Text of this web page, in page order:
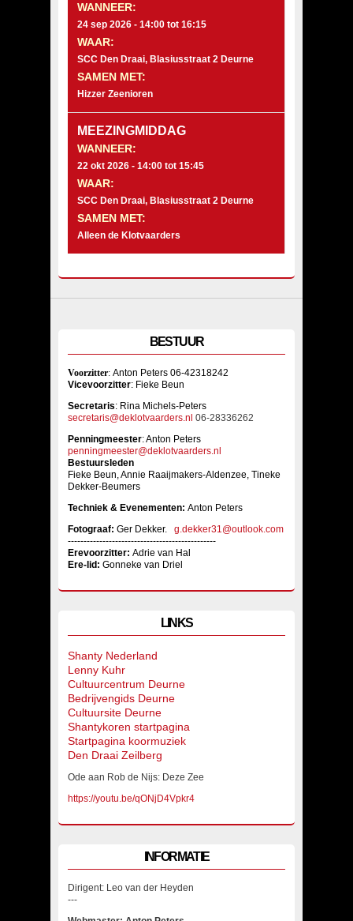
WANNEER:
24 sep 2026 - 14:00tot 16:15
WAAR:
SCC Den Draai, Blasiusstraat 2 Deurne
SAMEN MET:
Hizzer Zeenioren
MEEZINGMIDDAG
WANNEER:
22 okt 2026 - 14:00tot 15:45
WAAR:
SCC Den Draai, Blasiusstraat 2 Deurne
SAMEN MET:
Alleen de Klotvaarders
BESTUUR
Voorzitter: Anton Peters 06-42318242
Vicevoorzitter: Fieke Beun
Secretaris: Rina Michels-Peters
secretaris@deklotvaarders.nl 06-28336262
Penningmeester: Anton Peters
penningmeester@deklotvaarders.nl
Bestuursleden
Fieke Beun, Annie Raaijmakers-Aldenzee, Tineke
Dekker-Beumers
Techniek & Evenementen: Anton Peters
Fotograaf: Ger Dekker. g.dekker31@outlook.com
-----------------------------------------------
Erevoorzitter: Adrie van Hal
Ere-lid: Gonneke van Driel
LINKS
Shanty Nederland
Lenny Kuhr
Cultuurcentrum Deurne
Bedrijvengids Deurne
Cultuursite Deurne
Shantykoren startpagina
Startpagina koormuziek
Den Draai Zeilberg
Ode aan Rob de Nijs: Deze Zee
https://youtu.be/qONjD4Vpkr4
INFORMATIE
Dirigent: Leo van der Heyden
---